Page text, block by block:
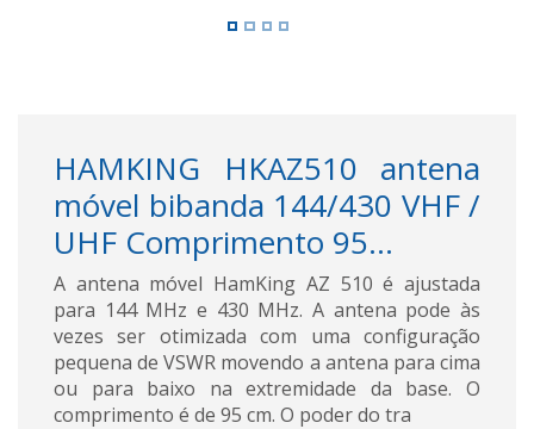
HAMKING HKAZ510 antena
móvel bibanda 144/430 VHF /
UHF Comprimento 95...
A antena móvel HamKing AZ 510 é ajustada
para 144 MHz e 430 MHz. A antena pode às
vezes ser otimizada com uma configuração
pequena de VSWR movendo a antena para cima
ou para baixo na extremidade da base. O
comprimento é de 95 cm. O poder do tra